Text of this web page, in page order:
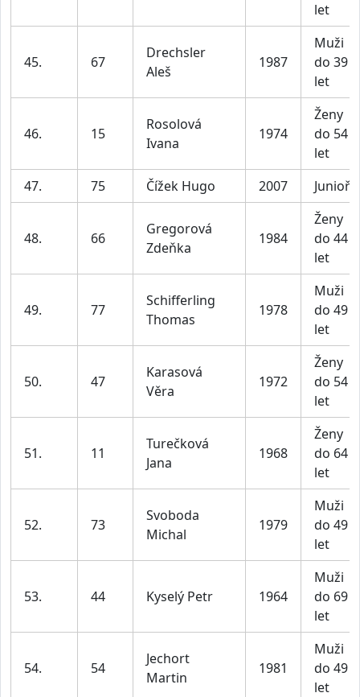
let
45. 67
Drechsler
Aleš
1987
Muži
do 39
let
46. 15
Rosolová
Ivana
1974
Ženy
do 54
let
47.
75 Čížek Hugo 2007 Junioři
48. 66
Gregorová
Zdeňka
1984
Ženy
do 44
let
49. 77
Schifferling
Thomas
1978
Muži
do 49
let
50. 47
Karasová
Věra
1972
Ženy
do 54
let
51. 11
Turečková
Jana
1968
Ženy
do 64
let
52. 73
Svoboda
Michal
1979
Muži
do 49
let
53. 44 Kyselý Petr 1964
Muži
do 69
let
54. 54
Jechort
Martin
1981
Muži
do 49
let